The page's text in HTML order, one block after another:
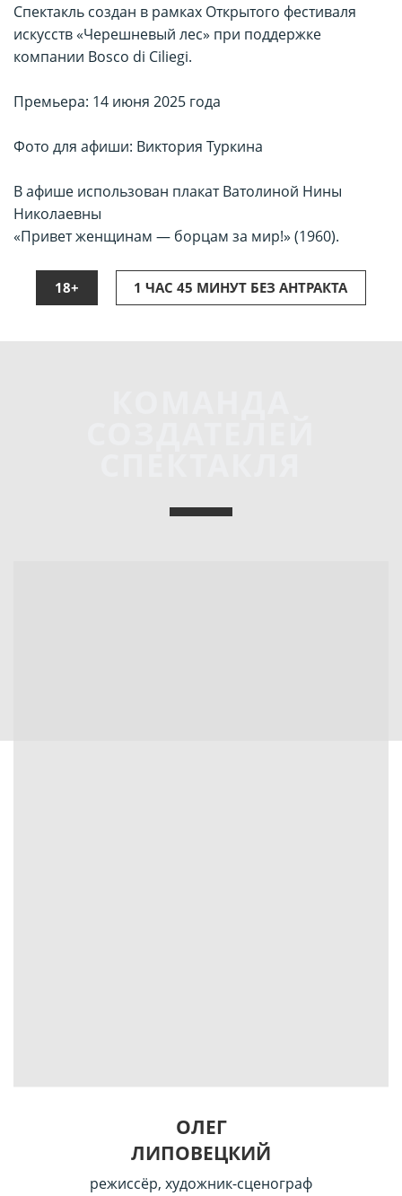
Спектакль создан в рамках Открытого фестиваля
искусств «Черешневый лес» при поддержке
компании Bosco di Ciliegi.
Премьера: 14 июня 2025 года
Фото для афиши: Виктория Туркина
В афише использован плакат Ватолиной Нины
Николаевны
«Привет женщинам — борцам за мир!» (1960).
18+ 1 ЧАС 45 МИНУТ БЕЗ АНТРАКТА
ОЛЕГ
ЛИПОВЕЦКИЙ
режиссёр, художник-сценограф